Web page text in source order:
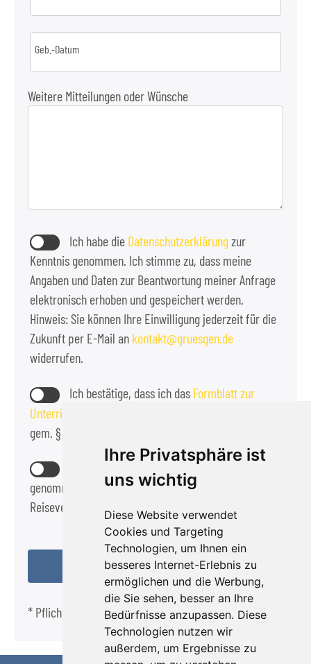
Ihre Privatsphäre ist
uns wichtig
Diese Website verwendet
Cookies und Targeting
Technologien, um Ihnen ein
besseres Internet-Erlebnis zu
ermöglichen und die Werbung,
die Sie sehen, besser an Ihre
Bedürfnisse anzupassen. Diese
Technologien nutzen wir
außerdem, um Ergebnisse zu
Geb.-Datum
Weitere Mitteilungen oder Wünsche
Ich habe die Datenschutzerklärungzur
Kenntnis genommen. Ich stimme zu, dass meine
Angaben und Daten zur Beantwortung meiner Anfrage
elektronisch erhoben und gespeichert werden.
Hinweis: Sie können Ihre Einwilligung jederzeit für die
Zukunft per E-Mail an kontakt
gruesgen.de
widerrufen.
Ich bestätige, dass ich das Formblatt zur
Unterrichtung des Reisenden bei einer Pauschalreise
gem. § 651a BGB zur Kennnis genommen habe.
habe ich zur Kennntnis
genommen und akzeptiere diese als Bestandteil des
Reisevertrags.
* Pflichtfeld